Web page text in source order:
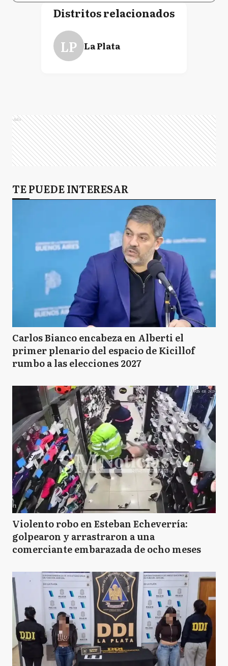
Distritos relacionados
LP La Plata
Ads
TE PUEDE INTERESAR
Carlos Bianco encabeza en Alberti el
primer plenario del espacio de Kicillof
rumbo a las elecciones 2027
Violento robo en Esteban Echeverría:
golpearon y arrastraron a una
comerciante embarazada de ocho meses